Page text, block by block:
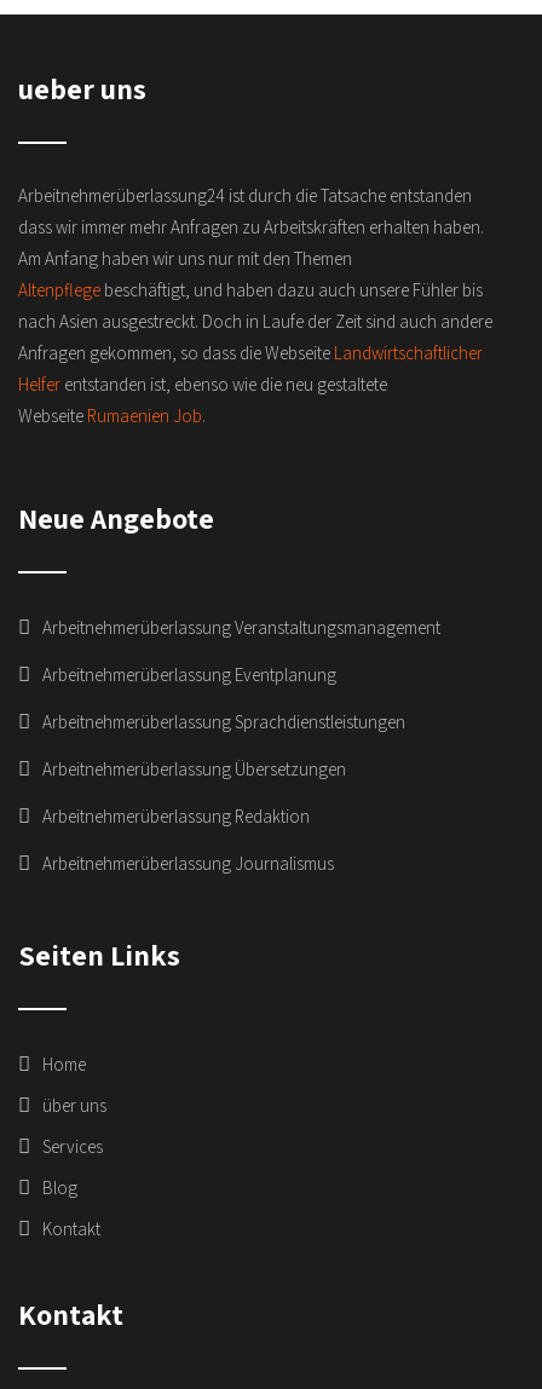
ueber uns
Arbeitnehmerüberlassung24 ist durch die Tatsache entstanden
dass wir immer mehr Anfragen zu Arbeitskräften erhalten haben.
Am Anfang haben wir uns nur mit den Themen
Altenpflege beschäftigt, und haben dazu auch unsere Fühler bis
nach Asien ausgestreckt. Doch in Laufe der Zeit sind auch andere
Anfragen gekommen, so dass die Webseite Landwirtschaftlicher
Helfer entstanden ist, ebenso wie die neu gestaltete
Webseite Rumaenien Job.
Neue Angebote
Arbeitnehmerüberlassung Veranstaltungsmanagement
Arbeitnehmerüberlassung Eventplanung
Arbeitnehmerüberlassung Sprachdienstleistungen
Arbeitnehmerüberlassung Übersetzungen
Arbeitnehmerüberlassung Redaktion
Arbeitnehmerüberlassung Journalismus
Seiten Links
Home
über uns
Services
Blog
Kontakt
Kontakt